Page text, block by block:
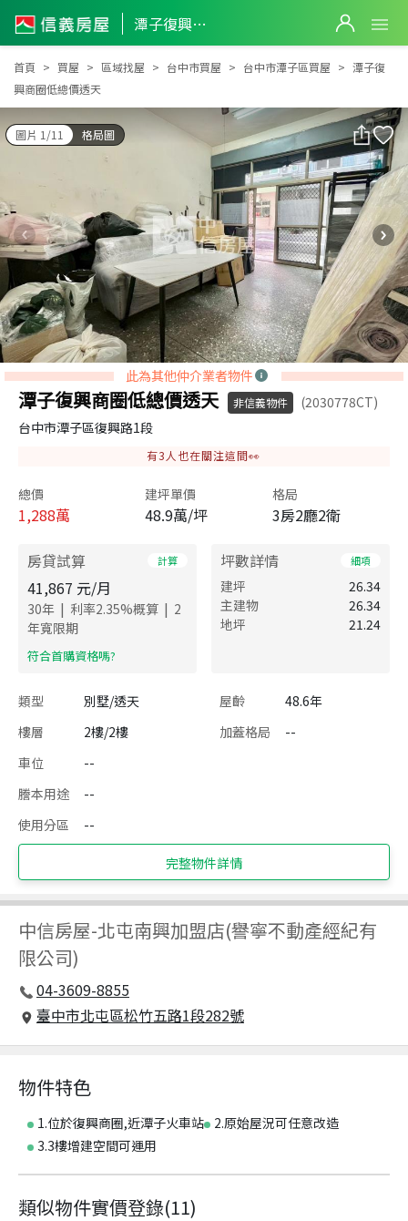
潭子復興商圈低總價透天
潭子復興商圈低總價透天
首頁 買屋 區域找屋 台中市買屋 台中市潭子區買屋
潭子復
興商圈低總價透天
圖片 1/11 格局圖
此為其他仲介業者物件
潭子復興商圈低總價透天 非信義物件
(2030778CT)
台中市潭子區復興路1段
有3 人也在關注這間👀
總價
1,288萬
建坪單價
48.9萬/坪
格局
3房2廳2衛
房貸試算 計算
41,867 元/月
30年 | 利率2.35%概算 | 2
年寬限期
​符合首購資格嗎?
坪數詳情 細項
建坪
26.34
主建物
26.34
地坪
21.24
類型 別墅/透天 屋齡
48.6年
樓層
2樓/2樓 加蓋格局
--
車位
--
謄本用途
--
使用分區
--
完整物件詳情
中信房屋-北屯南興加盟店(譽寧不動產經紀有
限公司)
04-3609-8855
臺中市北屯區松竹五路1段282號
物件特色
1.位於復興商圈,近潭子火車站 2.原始屋況可任意改造
3.3樓增建空間可運用
類似物件實價登錄(11)